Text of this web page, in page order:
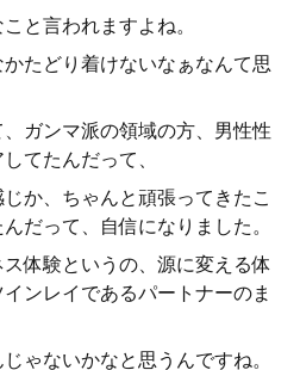
と言われますよね。
たどり着けないなぁなんて思
ガンマ派の領域の方、男性性
てたんだって、
か、ちゃんと頑張ってきたこ
だって、自信になりました。
体験というの、源に変える体
ンレイであるパートナーのま
ゃないかなと思うんですね。